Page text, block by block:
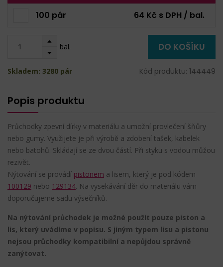
100 pár 64 Kč s DPH / bal.
bal. DO KOŠÍKU
Skladem: 3280 pár Kód produktu: 144449
Popis produktu
Průchodky zpevní dírky v materiálu a umožní provlečení šňůry
nebo gumy. Využijete je při výrobě a zdobení tašek, kabelek
nebo batohů. Skládají se ze dvou částí. Při styku s vodou můžou
rezivět.
Nýtování se provádí pistonem a lisem, který je pod kódem
100129 nebo 129134. Na vysekávání děr do materiálu vám
doporučujeme sadu výsečníků.
Na nýtování průchodek je možné použít pouze piston a
lis, který uvádíme v popisu. S jiným typem lisu a pistonu
nejsou průchodky kompatibilní a nepůjdou správně
zanýtovat.